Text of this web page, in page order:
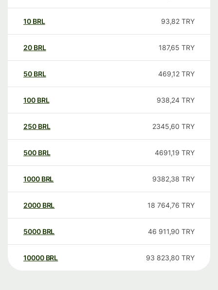
10 BRL 93,82 TRY
20 BRL 187,65 TRY
50 BRL 469,12 TRY
100 BRL 938,24 TRY
250 BRL 2345,60 TRY
500 BRL 4691,19 TRY
1000 BRL 9382,38 TRY
2000 BRL 18 764,76 TRY
5000 BRL 46 911,90 TRY
10000 BRL 93 823,80 TRY